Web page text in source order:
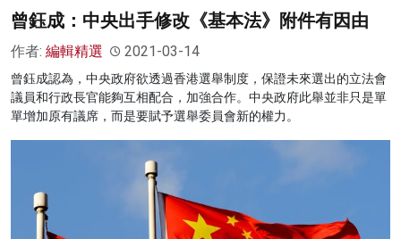
曾鈺成：中央出手修改《基本法》附件有因由
作者: 編輯精選 2021-03-14
曾鈺成認為，中央政府欲透過香港選舉制度，保證未來選出的立法會
議員和行政長官能夠互相配合，加強合作。中央政府此舉並非只是單
單增加原有議席，而是要賦予選舉委員會新的權力。